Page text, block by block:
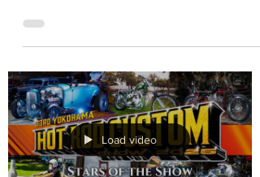
禮物一定要入手，雖然這只是一包隨身面紙，
隨身面紙是由 MOONEYES Taiwan 取得日本
官方授權後，特別為台灣的MOONEYES愛好
者推出的，想要擁有的朋友們，現在起只要到
新竹、台中、台南和高雄這四間MOONEYES
實體店鋪（包含網路賣場）購買單筆滿500元
以上的商品，就可以免費獲得一個！ 這次的